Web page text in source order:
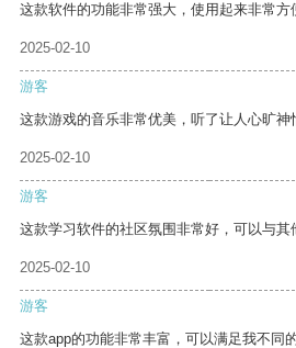
这款软件的功能非常强大，使用起来非常方
2025-02-10
游客
这款游戏的音乐非常优美，听了让人心旷神
2025-02-10
游客
这款学习软件的社区氛围非常好，可以与其
2025-02-10
游客
这款app的功能非常丰富，可以满足我不同